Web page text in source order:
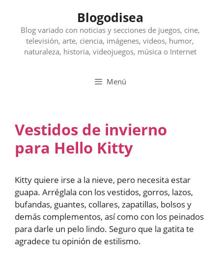
contenido
Blogodisea
Blog variado con noticias y secciones de juegos, cine,
televisión, arte, ciencia, imágenes, videos, humor,
naturaleza, historia, videojuegos, música o Internet
Menú
Vestidos de invierno
para Hello Kitty
Kitty quiere irse a la nieve, pero necesita estar
guapa. Arréglala con los vestidos, gorros, lazos,
bufandas, guantes, collares, zapatillas, bolsos y
demás complementos, así como con los peinados
para darle un pelo lindo. Seguro que la gatita te
agradece tu opinión de estilismo.